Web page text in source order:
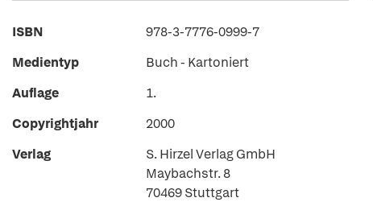
ISBN
978-3-7776-0999-7
Medientyp
Buch - Kartoniert
Auflage
1.
Copyrightjahr
2000
Verlag
S. Hirzel Verlag GmbH
Maybachstr. 8
70469 Stuttgart